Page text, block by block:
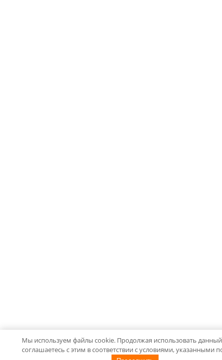
Мы используем файлы cookie. Продолжая использовать
соглашаетесь с этим в соответствии с условиями, указанными